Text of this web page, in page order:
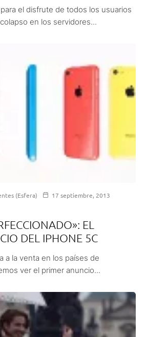
el disfrute de todos los usuarios
en los servidores...
(Esfera)
17 septiembre, 2013
EL
DEL IPHONE 5C
a la venta en los países de
ver el primer anuncio...